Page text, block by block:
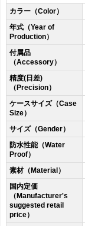
カラー（Color）
年式（Year of
Production）
付属品
（Accessory）
精度(日差)
（Precision）
ケースサイズ（Case
Size）
サイズ（Gender）
防水性能（Water
Proof）
素材（Material）
国内定価
（Manufacturer's
suggested retail
price）